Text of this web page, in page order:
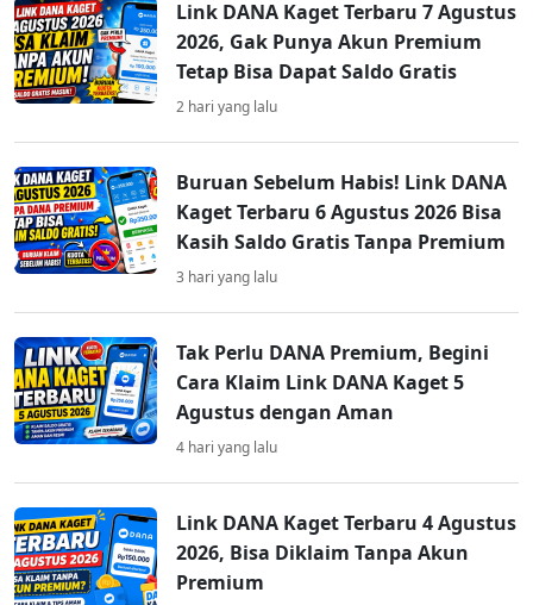
Link DANA Kaget Terbaru 7 Agustus
2026, Gak Punya Akun Premium
Tetap Bisa Dapat Saldo Gratis
2 hari yang lalu
Buruan Sebelum Habis! Link DANA
Kaget Terbaru 6 Agustus 2026 Bisa
Kasih Saldo Gratis Tanpa Premium
3 hari yang lalu
Tak Perlu DANA Premium, Begini
Cara Klaim Link DANA Kaget 5
Agustus dengan Aman
4 hari yang lalu
Link DANA Kaget Terbaru 4 Agustus
2026, Bisa Diklaim Tanpa Akun
Premium